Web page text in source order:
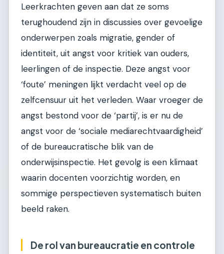
Leerkrachten geven aan dat ze soms
terughoudend zijn in discussies over gevoelige
onderwerpen zoals migratie, gender of
identiteit, uit angst voor kritiek van ouders,
leerlingen of de inspectie. Deze angst voor
‘foute’ meningen lijkt verdacht veel op de
zelfcensuur uit het verleden. Waar vroeger de
angst bestond voor de ‘partij’, is er nu de
angst voor de ‘sociale mediarechtvaardigheid’
of de bureaucratische blik van de
onderwijsinspectie. Het gevolg is een klimaat
waarin docenten voorzichtig worden, en
sommige perspectieven systematisch buiten
beeld raken.
De rol van bureaucratie en controle